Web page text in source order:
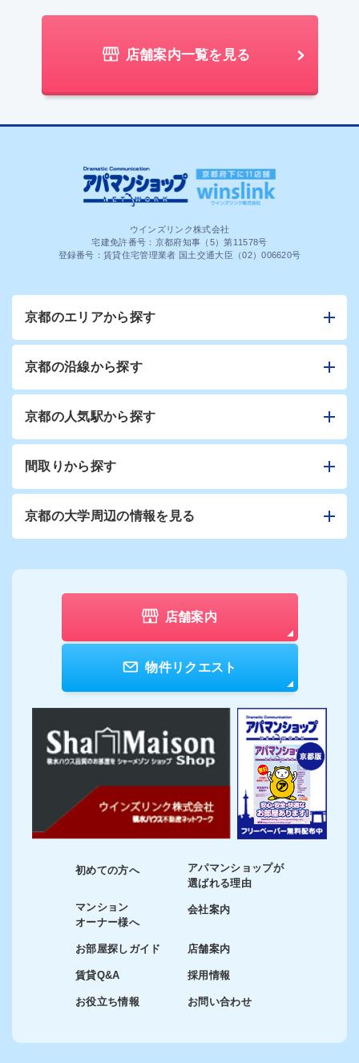
店舗案内一覧を見る
ウインズリンク株式会社
宅建免許番号：京都府知事（5）第11578号
登録番号：賃貸住宅管理業者 国土交通大臣（02）006620号
京都のエリアから探す
京都の沿線から探す
京都の人気駅から探す
間取りから探す
京都の大学周辺の情報を見る
店舗案内
物件リクエスト
初めての方へ
マンション
オーナー様へ
お部屋探しガイド
賃貸Q&A
お役立ち情報
アパマンショップが
選ばれる理由
会社案内
店舗案内
採用情報
お問い合わせ